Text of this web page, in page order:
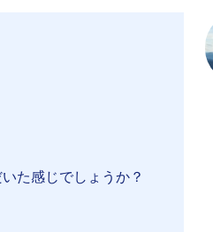
た感じでしょうか？